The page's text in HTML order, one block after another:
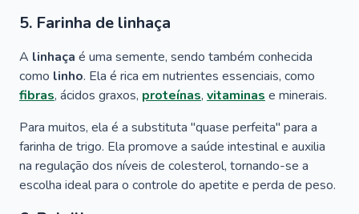
5. Farinha de linhaça
A linhaça é uma semente, sendo também conhecida
como linho. Ela é rica em nutrientes essenciais, como
fibras, ácidos graxos, proteínas, vitaminase minerais.
Para muitos, ela é a substituta "quase perfeita" para a
farinha de trigo. Ela promove a saúde intestinal e auxilia
na regulação dos níveis de colesterol, tornando-se a
escolha ideal para o controle do apetite e perda de peso.